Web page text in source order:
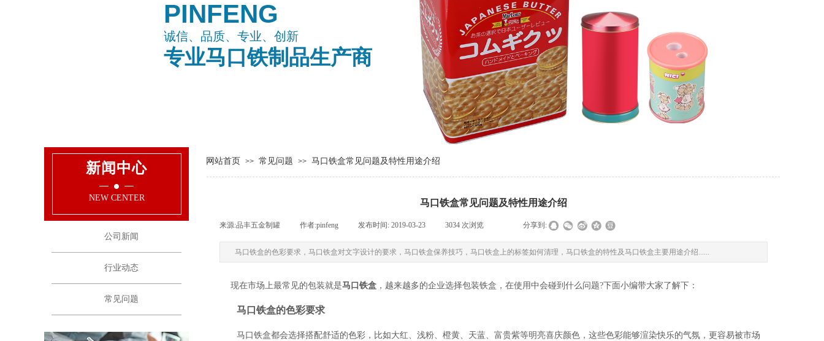
诚信、品质、专业、创新
专业马口铁制品生产商
PINFENG
网站首页 >> 常见问题 >> 马口铁盒常见问题及特性用途介绍
新闻中心
马口铁盒常见问题及特性用途介绍
来源:品丰五金制罐 作者:pinfeng 发布时间: 2019-03-23 3034 次浏览 分享到:
马口铁盒的色彩要求，马口铁盒对文字设计的要求，马口铁盒保养技巧，马口铁盒上的标签如何清理，马口铁盒的特性及马口铁盒主要用途介绍......
现在市场上最常见的包装就是马口铁盒 ，越来越多的企业选择包装铁盒，在使用中会碰到什么问题?下面小编带大家了解下：
马口铁盒的色彩要求
马口铁盒都会选择搭配舒适的色彩，比如大红、浅粉、橙黄、天蓝、富贵紫等明亮喜庆颜色，这些色彩能够渲染快乐的气氛，更容易被市场
NEW CENTER
公司新闻
行业动态
常见问题